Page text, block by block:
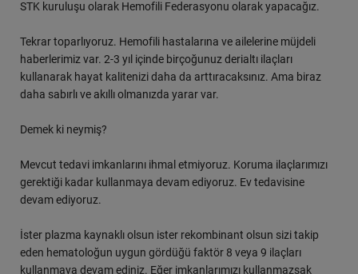
STK kuruluşu olarak Hemofili Federasyonu olarak yapacağız.
Tekrar toparlıyoruz. Hemofili hastalarına ve ailelerine müjdeli
haberlerimiz var. 2-3 yıl içinde birçoğunuz derialtı ilaçları
kullanarak hayat kalitenizi daha da arttıracaksınız. Ama biraz
daha sabırlı ve akıllı olmanızda yarar var.
Demek ki neymiş?
Mevcut tedavi imkanlarını ihmal etmiyoruz. Koruma ilaçlarımızı
gerektiği kadar kullanmaya devam ediyoruz. Ev tedavisine
devam ediyoruz.
İster plazma kaynaklı olsun ister rekombinant olsun sizi takip
eden hematoloğun uygun gördüğü faktör 8 veya 9 ilaçları
kullanmaya devam ediniz. Eğer imkanlarımızı kullanmazsak